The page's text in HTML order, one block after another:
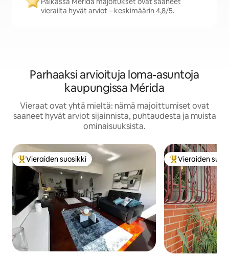
vierailta hyvät arviot – keskimäärin 4,8/5.
Parhaaksi arvioituja loma-asuntoja
kaupungissa Mérida
Vieraat ovat yhtä mieltä: nämä majoittumiset ovat
saaneet hyvät arviot sijainnista, puhtaudesta ja muista
ominaisuuksista.
Vieraiden suosikkien parhaimmistoa
Vieraiden suosikki Vieraiden
Vieraiden